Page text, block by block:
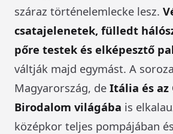
száraz történelemlecke lesz.
csatajelenetek, fülledt
pőre testek és elképesztő
váltják majd egymást. A
Magyarország, de Itália és az
Birodalom világába is
középkor teljes pompájában